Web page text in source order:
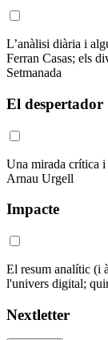
L’anàlisi diària i
Ferran Casas; els
Setmanada
El despertador
Una mirada crítica i
Arnau Urgell
Impacte
El resum analític (i
l'univers digital;
Nextletter